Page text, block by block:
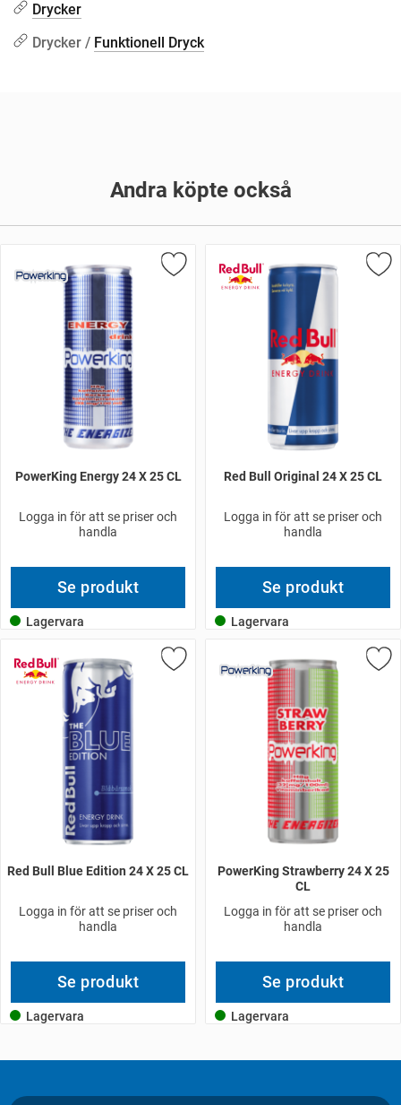
Drycker
Drycker / Funktionell Dryck
Andra köpte också
PowerKing Energy 24 X 25 CL
Logga in för att se priser och
handla
Se produkt
Lagervara
Red Bull Original 24 X 25 CL
Logga in för att se priser och
handla
Se produkt
Lagervara
Red Bull Blue Edition 24 X 25 CL
Logga in för att se priser och
handla
Se produkt
Lagervara
PowerKing Strawberry 24 X 25
CL
Logga in för att se priser och
handla
Se produkt
Lagervara